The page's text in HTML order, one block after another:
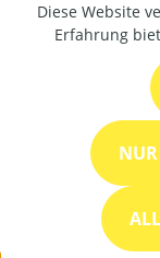
Diese Website
Erfahrung